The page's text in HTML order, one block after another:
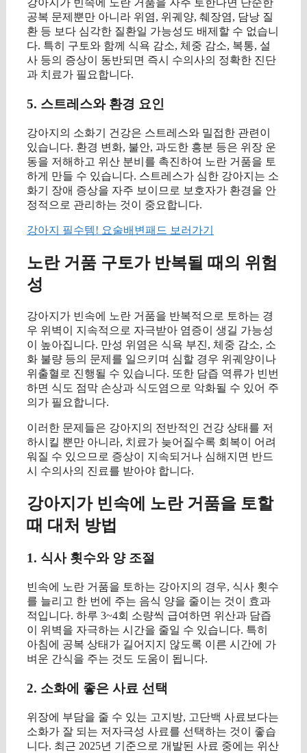
강아지가 빈속에 노란 거품을 자주 토한다면 단순한
공복 문제뿐만 아니라 위염, 위궤양, 췌장염, 담낭 질
환 등 보다 심각한 질환일 가능성도 배제할 수 없습니
다. 특히 구토와 함께 식욕 감소, 체중 감소, 복통, 설
사 등의 증상이 동반되면 즉시 수의사의 정확한 진단
과 치료가 필요합니다.
5. 스트레스와 환경 요인
강아지의 소화기 건강은 스트레스와 밀접한 관련이
있습니다. 환경 변화, 불안, 과도한 흥분 등은 위장 운
동을 저해하고 위산 분비를 촉진하여 노란 거품을 토
하게 만들 수 있습니다. 스트레스가 심한 강아지는 소
화기 장애 증상을 자주 보이므로 보호자가 환경을 안
정적으로 관리하는 것이 중요합니다.
강아지 필수템! 요술배변패드 보러가기
노란 거품 구토가 반복될 때의 위험
성
강아지가 빈속에 노란 거품을 반복적으로 토하는 경
우 위벽이 지속적으로 자극받아 염증이 생길 가능성
이 높아집니다. 만성 위염은 식욕 부진, 체중 감소, 소
화 불량 등의 문제를 일으키며 심할 경우 위궤양이나
위출혈로 진행될 수 있습니다. 또한 담즙 역류가 빈번
하면 식도 점막 손상과 식도염으로 악화될 수 있어 주
의가 필요합니다.
이러한 문제들은 강아지의 전반적인 건강 상태를 저
하시킬 뿐만 아니라, 치료가 늦어질수록 회복이 어려
워질 수 있으므로 증상이 지속되거나 심해지면 반드
시 수의사의 진료를 받아야 합니다.
강아지가 빈속에 노란 거품을 토할
때 대처 방법
1. 식사 횟수와 양 조절
빈속에 노란 거품을 토하는 강아지의 경우, 식사 횟수
를 늘리고 한 번에 주는 음식 양을 줄이는 것이 효과
적입니다. 하루 3~4회 소량씩 급여하면 위산과 담즙
이 위벽을 자극하는 시간을 줄일 수 있습니다. 특히
아침에 공복 상태가 길어지지 않도록 이른 시간에 가
벼운 간식을 주는 것도 도움이 됩니다.
2. 소화에 좋은 사료 선택
위장에 부담을 줄 수 있는 고지방, 고단백 사료보다는
소화가 잘 되는 저자극성 사료를 선택하는 것이 좋습
니다. 최근 2025년 기준으로 개발된 사료 중에는 위산